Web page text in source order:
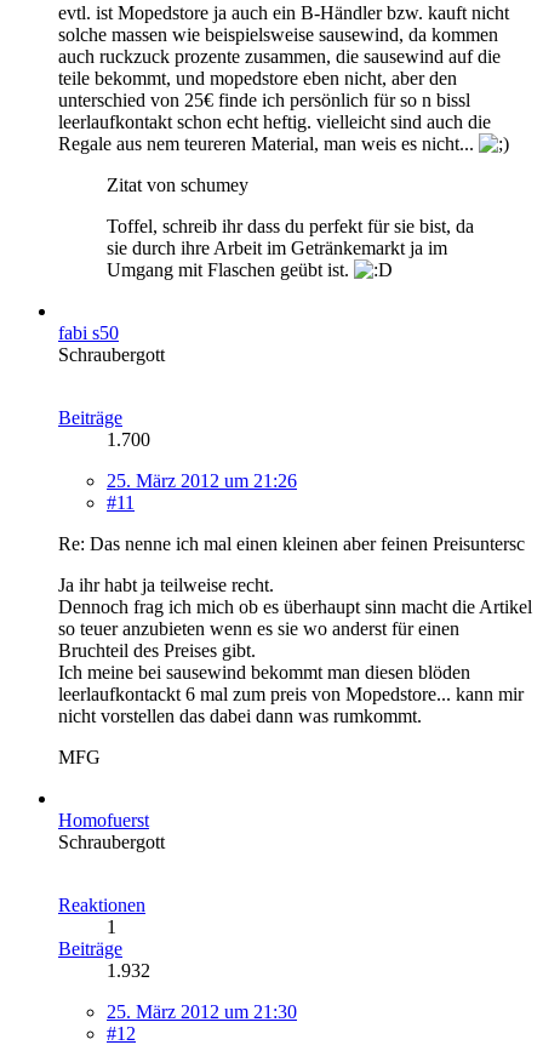
evtl. ist Mopedstore ja auch ein B-Händler bzw. kauft nicht
solche massen wie beispielsweise sausewind, da kommen
auch ruckzuck prozente zusammen, die sausewind auf die
teile bekommt, und mopedstore eben nicht, aber den
unterschied von 25€ finde ich persönlich für so n bissl
leerlaufkontakt schon echt heftig. vielleicht sind auch die
Regale aus nem teureren Material, man weis es nicht...
Zitat von schumey
Toffel, schreib ihr dass du perfekt für sie bist, da
sie durch ihre Arbeit im Getränkemarkt ja im
Umgang mit Flaschen geübt ist.
fabi s50
Schraubergott
Beiträge
1.700
25. März 2012 um 21:26
#11
Re: Das nenne ich mal einen kleinen aber feinen Preisuntersc
Ja ihr habt ja teilweise recht.
Dennoch frag ich mich ob es überhaupt sinn macht die Artikel
so teuer anzubieten wenn es sie wo anderst für einen
Bruchteil des Preises gibt.
Ich meine bei sausewind bekommt man diesen blöden
leerlaufkontackt 6 mal zum preis von Mopedstore... kann mir
nicht vorstellen das dabei dann was rumkommt.
MFG
Homofuerst
Schraubergott
Reaktionen
1
Beiträge
1.932
25. März 2012 um 21:30
#12